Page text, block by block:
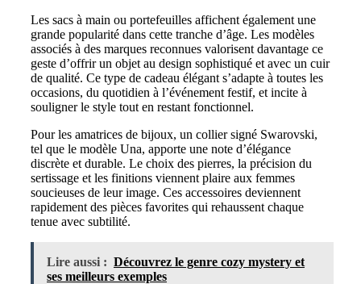
Les sacs à main ou portefeuilles affichent également une
grande popularité dans cette tranche d’âge. Les modèles
associés à des marques reconnues valorisent davantage ce
geste d’offrir un objet au design sophistiqué et avec un cuir
de qualité. Ce type de cadeau élégant s’adapte à toutes les
occasions, du quotidien à l’événement festif, et incite à
souligner le style tout en restant fonctionnel.
Pour les amatrices de bijoux, un collier signé Swarovski,
tel que le modèle Una, apporte une note d’élégance
discrète et durable. Le choix des pierres, la précision du
sertissage et les finitions viennent plaire aux femmes
soucieuses de leur image. Ces accessoires deviennent
rapidement des pièces favorites qui rehaussent chaque
tenue avec subtilité.
Lire aussi : Découvrez le genre cozy mystery et
ses meilleurs exemples